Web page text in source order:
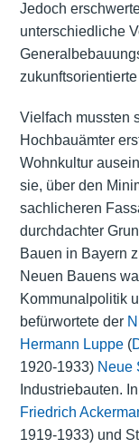
Jedoch
unterschiedliche
Vielfach mussten
Hochbauämter
Wohnkultur
sie, über den
sachlicheren
durchdachter
Bauen in Bayern
Neuen Bauens
Kommunalpolitik
befürwortete der
Hermann Luppe(
1920-1933) Neue
Industriebauten. In
Friedrich
1919-1933) und